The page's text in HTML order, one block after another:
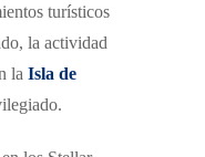
turísticos
la actividad
la Isla de